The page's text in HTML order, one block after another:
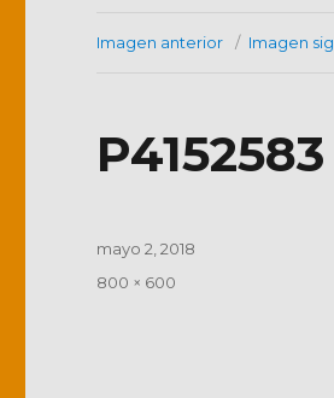
Imagen anterior Imagen
P4152583
Publicado
mayo 2, 2018
Tamaño
800 × 600